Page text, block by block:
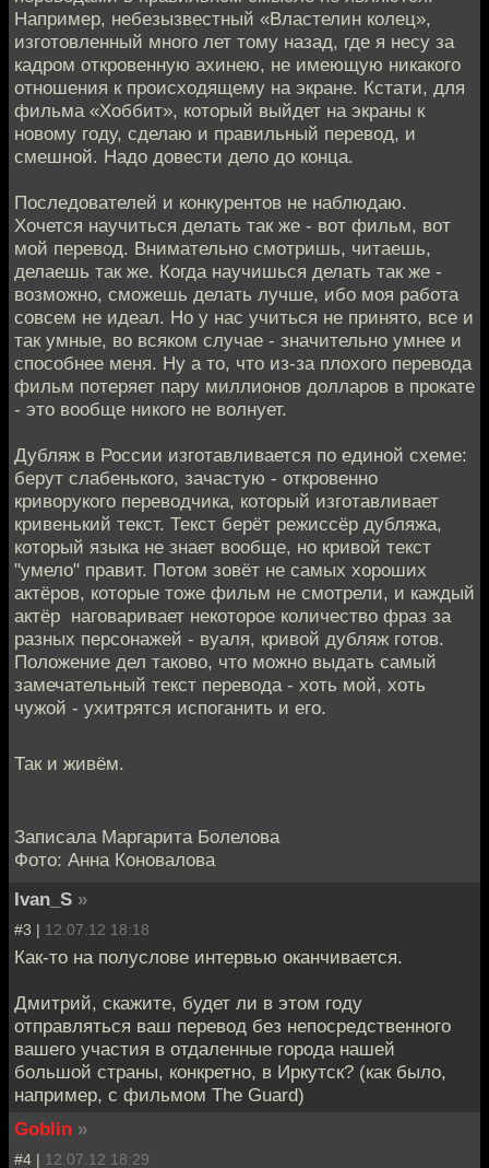
Например, небезызвестный «Властелин колец»,
изготовленный много лет тому назад, где я несу за
кадром откровенную ахинею, не имеющую никакого
отношения к происходящему на экране. Кстати, для
фильма «Хоббит», который выйдет на экраны к
новому году, сделаю и правильный перевод, и
смешной. Надо довести дело до конца.
Последователей и конкурентов не наблюдаю.
Хочется научиться делать так же - вот фильм, вот
мой перевод. Внимательно смотришь, читаешь,
делаешь так же. Когда научишься делать так же -
возможно, сможешь делать лучше, ибо моя работа
совсем не идеал. Но у нас учиться не принято, все и
так умные, во всяком случае - значительно умнее и
способнее меня. Ну а то, что из-за плохого перевода
фильм потеряет пару миллионов долларов в прокате
- это вообще никого не волнует.
Дубляж в России изготавливается по единой схеме:
берут слабенького, зачастую - откровенно
криворукого переводчика, который изготавливает
кривенький текст. Текст берёт режиссёр дубляжа,
который языка не знает вообще, но кривой текст
"умело" правит. Потом зовёт не самых хороших
актёров, которые тоже фильм не смотрели, и каждый
актёр наговаривает некоторое количество фраз за
разных персонажей - вуаля, кривой дубляж готов.
Положение дел таково, что можно выдать самый
замечательный текст перевода - хоть мой, хоть
чужой - ухитрятся испоганить и его.
Так и живём.
Записала Маргарита Болелова
Фото: Анна Коновалова
Ivan_S »
#3 | 12.07.12 18:18
Как-то на полуслове интервью оканчивается.
Дмитрий, скажите, будет ли в этом году
отправляться ваш перевод без непосредственного
вашего участия в отдаленные города нашей
большой страны, конкретно, в Иркутск? (как было,
например, с фильмом The Guard)
Goblin »
#4 | 12.07.12 18:29